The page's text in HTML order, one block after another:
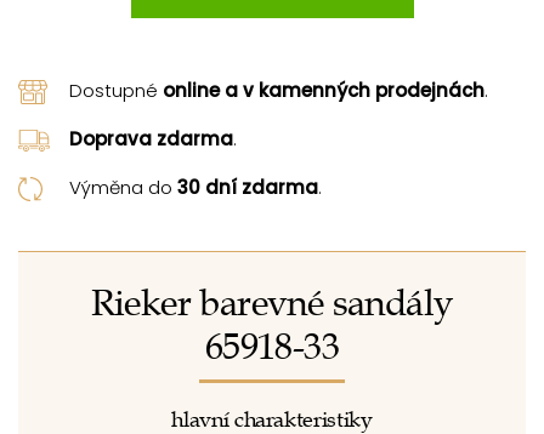
Dostupné online a v kamenných prodejnách.
Doprava zdarma.
Výměna do 30 dní zdarma.
Rieker barevné sandály
65918-33
hlavní charakteristiky